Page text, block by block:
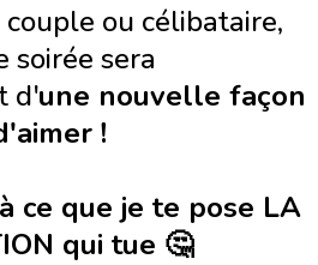
ou célibataire,
soirée sera
d'une nouvelle façon
!
ce que je te pose LA
qui tue 🤔